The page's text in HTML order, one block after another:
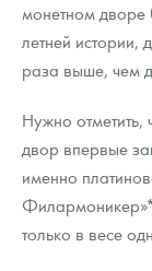
монетном дворе
летней истории,
раза выше, чем
Нужно отметить,
двор впервые
именно
только в весе